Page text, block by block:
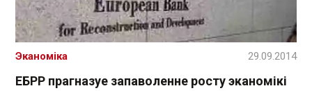
ЕБРР прагназуе запаволенне росту эканомікі
Эканоміка 29.09.2014